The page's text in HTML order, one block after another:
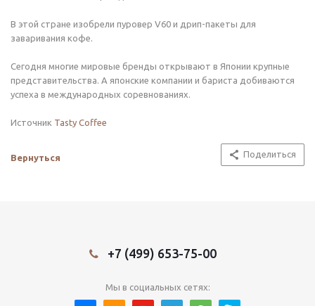
В этой стране изобрели пуровер V60 и дрип-пакеты для
заваривания кофе.
Сегодня многие мировые бренды открывают в Японии крупные
представительства. А японские компании и бариста добиваются
успеха в международных соревнованиях.
Источник Tasty Coffee
Вернуться Поделиться
+7 (499) 653-75-00
Мы в социальных сетях: